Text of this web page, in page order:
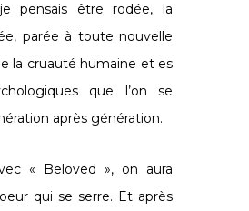
je pensais être rodée, la
parée à toute nouvelle
la cruauté humaine et es
que l’on se
après génération.
« Beloved », on aura
qui se serre. Et après